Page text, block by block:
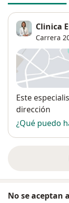
Clinica
Carrera
Este
dirección
¿Qué puedo
No se aceptan